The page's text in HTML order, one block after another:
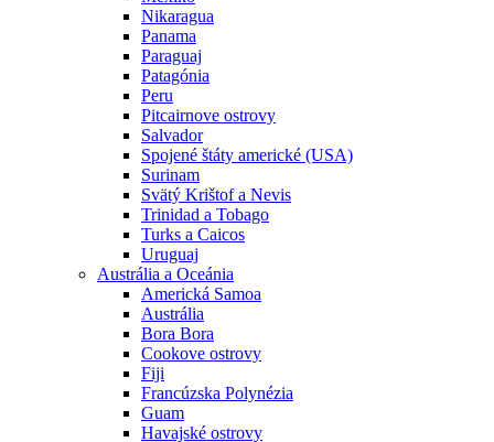
Nikaragua
Panama
Paraguaj
Patagónia
Peru
Pitcairnove ostrovy
Salvador
Spojené štáty americké (USA)
Surinam
Svätý Krištof a Nevis
Trinidad a Tobago
Turks a Caicos
Uruguaj
Austrália a Oceánia
Americká Samoa
Austrália
Bora Bora
Cookove ostrovy
Fiji
Francúzska Polynézia
Guam
Havajské ostrovy